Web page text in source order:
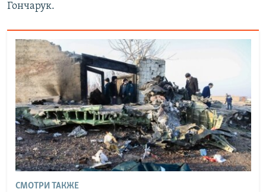
Гончарук.
СМОТРИ ТАКЖЕ